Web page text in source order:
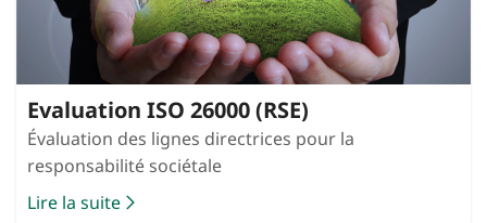
Evaluation ISO 26000 (RSE)
Évaluation des lignes directrices pour la
responsabilité sociétale
Lire la suite